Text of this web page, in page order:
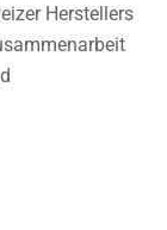
Herstellers